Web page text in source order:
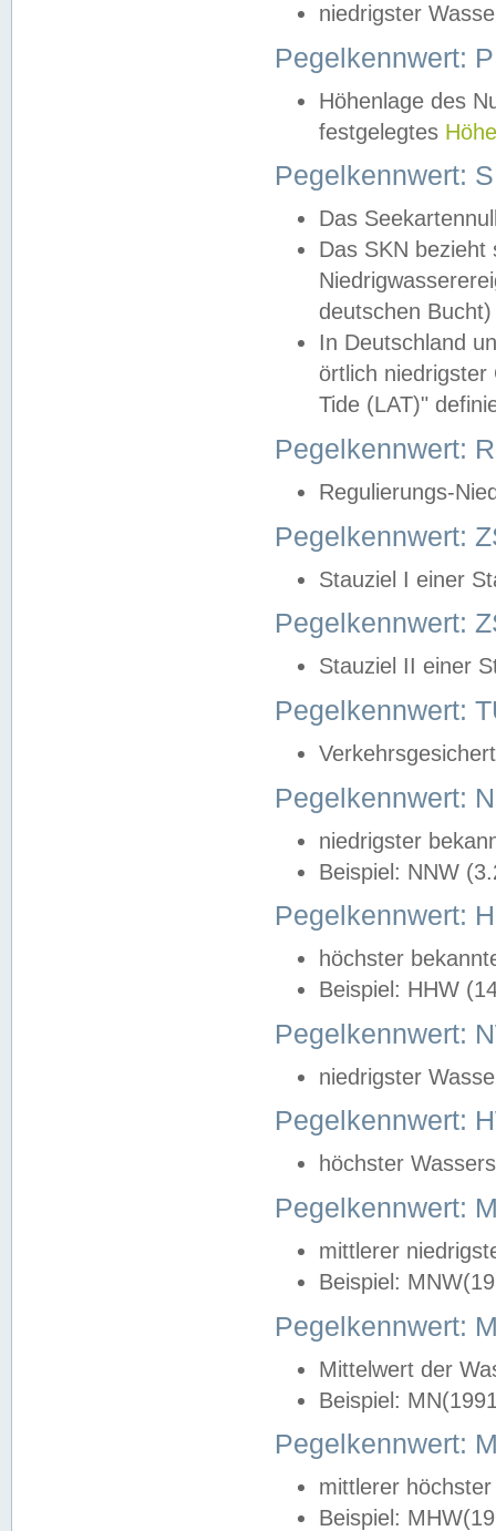
niedrigster
Pegelkennwert:
Höhenlage des
festgelegtes
Pegelkennwert:
Das
Das SKN
deutschen
In Deutschland
örtlich
Tide (LAT)"
Pegelkennwert:
Regulierungs-
Pegelkennwert:
Stauziel I einer
Pegelkennwert:
Stauziel II einer
Pegelkennwert:
Pegelkennwert:
niedrigster
Beispiel: NNW
Pegelkennwert:
höchster
Beispiel: HHW
Pegelkennwert:
niedrigster
Pegelkennwert:
höchster
Pegelkennwert:
mittlerer
Beispiel:
Pegelkennwert:
Mittelwert der
Beispiel:
Pegelkennwert:
mittlerer
Beispiel: